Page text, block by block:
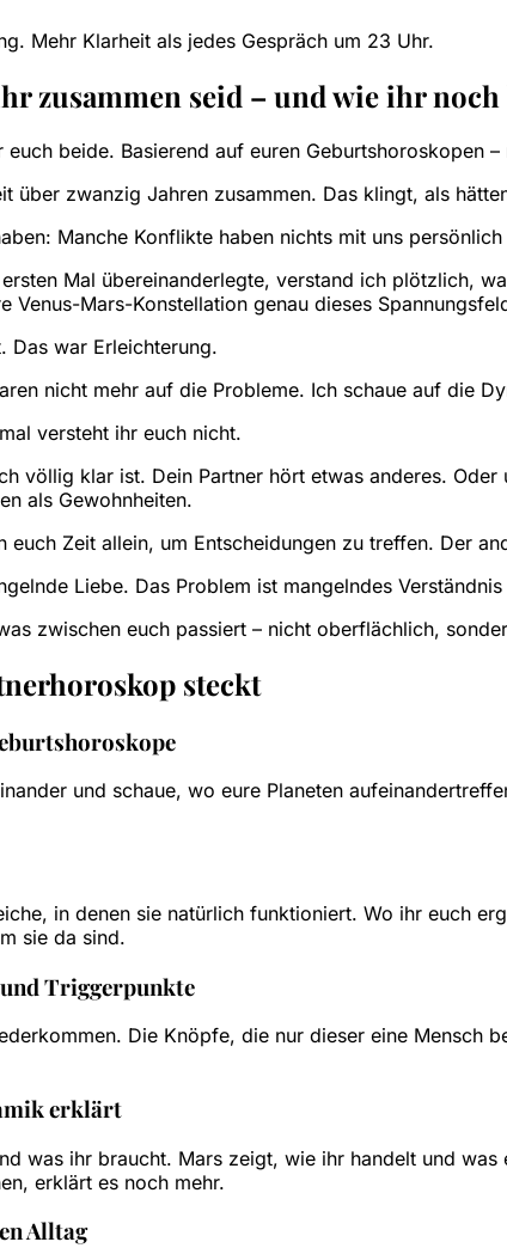
Mehr Klarheit als jedes Gespräch um 23 Uhr.
zusammen seid – und wie ihr
beide. Basierend auf euren Geburtshoroskopen
über zwanzig Jahren zusammen. Das klingt, als
Manche Konflikte haben nichts mit uns
Mal übereinanderlegte, verstand ich plötzlich,
Venus-Mars-Konstellation genau dieses
Das war Erleichterung.
nicht mehr auf die Probleme. Ich schaue auf die
versteht ihr euch nicht.
völlig klar ist. Dein Partner hört etwas anderes.
als Gewohnheiten.
euch Zeit allein, um Entscheidungen zu treffen. Der
Liebe. Das Problem ist mangelndes
zwischen euch passiert – nicht oberflächlich,
steckt
und schaue, wo eure Planeten
in denen sie natürlich funktioniert. Wo ihr euch
sie da sind.
Triggerpunkte
Die Knöpfe, die nur dieser eine Mensch
erklärt
was ihr braucht. Mars zeigt, wie ihr handelt und
erklärt es noch mehr.
Alltag